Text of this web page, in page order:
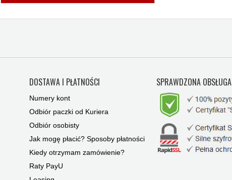
DOSTAWA I PŁATNOŚCI
Numery kont
Odbiór paczki od Kuriera
Odbiór osobisty
Jak mogę płacić? Sposoby płatności
Kiedy otrzymam zamówienie?
Raty PayU
SPRAWDZONA OBSŁUGA